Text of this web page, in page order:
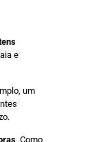
e
um
. Como